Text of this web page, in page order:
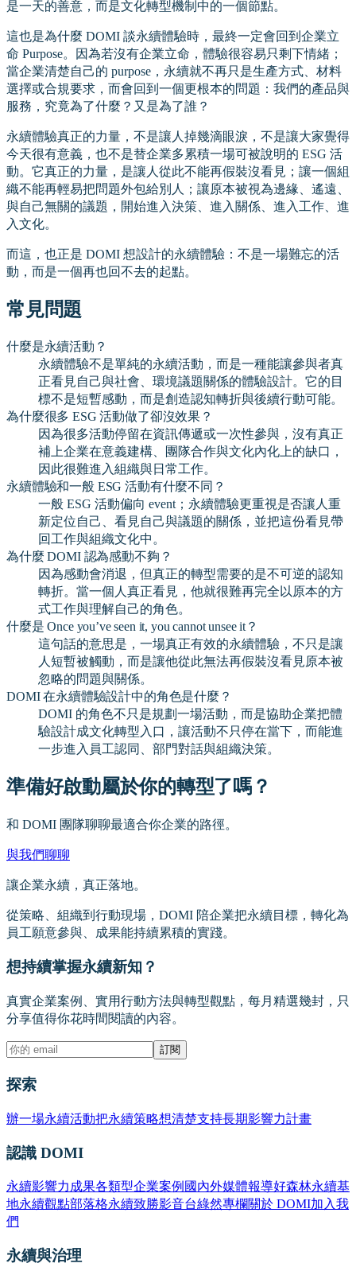
是一天的善意，而是文化轉型機制中的一個節點。
這也是為什麼 DOMI 談永續體驗時，最終一定會回到企業立
命 Purpose。因為若沒有企業立命，體驗很容易只剩下情緒；
當企業清楚自己的 purpose，永續就不再只是生產方式、材料
選擇或合規要求，而會回到一個更根本的問題：我們的產品與
服務，究竟為了什麼？又是為了誰？
永續體驗真正的力量，不是讓人掉幾滴眼淚，不是讓大家覺得
今天很有意義，也不是替企業多累積一場可被說明的 ESG 活
動。它真正的力量，是讓人從此不能再假裝沒看見；讓一個組
織不能再輕易把問題外包給別人；讓原本被視為邊緣、遙遠、
與自己無關的議題，開始進入決策、進入關係、進入工作、進
入文化。
而這，也正是 DOMI 想設計的永續體驗：不是一場難忘的活
動，而是一個再也回不去的起點。
常見問題
什麼是永續活動？
永續體驗不是單純的永續活動，而是一種能讓參與者真
正看見自己與社會、環境議題關係的體驗設計。它的目
標不是短暫感動，而是創造認知轉折與後續行動可能。
為什麼很多 ESG 活動做了卻沒效果？
因為很多活動停留在資訊傳遞或一次性參與，沒有真正
補上企業在意義建構、團隊合作與文化內化上的缺口，
因此很難進入組織與日常工作。
永續體驗和一般 ESG 活動有什麼不同？
一般 ESG 活動偏向 event；永續體驗更重視是否讓人重
新定位自己、看見自己與議題的關係，並把這份看見帶
回工作與組織文化中。
為什麼 DOMI 認為感動不夠？
因為感動會消退，但真正的轉型需要的是不可逆的認知
轉折。當一個人真正看見，他就很難再完全以原本的方
式工作與理解自己的角色。
什麼是 Once you’ve seen it, you cannot unsee it？
這句話的意思是，一場真正有效的永續體驗，不只是讓
人短暫被觸動，而是讓他從此無法再假裝沒看見原本被
忽略的問題與關係。
DOMI 在永續體驗設計中的角色是什麼？
DOMI 的角色不只是規劃一場活動，而是協助企業把體
驗設計成文化轉型入口，讓活動不只停在當下，而能進
一步進入員工認同、部門對話與組織決策。
準備好啟動屬於你的轉型了嗎？
和 DOMI 團隊聊聊最適合你企業的路徑。
與我們聊聊
讓企業永續，真正落地。
從策略、組織到行動現場，DOMI 陪企業把永續目標，轉化為
員工願意參與、成果能持續累積的實踐。
想持續掌握永續新知？
真實企業案例、實用行動方法與轉型觀點，每月精選幾封，只
分享值得你花時間閱讀的內容。
訂閱
探索
辦一場永續活動把永續策略想清楚支持長期影響力計畫
認識 DOMI
永續影響力成果各類型企業案例 國內外媒體報導好森林永續基
地永續觀點部落格永續致勝影音台綠然專欄關於 DOMI加入我
們
永續與治理